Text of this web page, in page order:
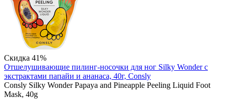
Скидка 41%
Отшелушивающие пилинг-носочки для ног Silky Wonder с
экстрактами папайи и ананаса, 40г, Consly
Consly Silky Wonder Papaya and Pineapple Peeling Liquid Foot
Mask, 40g